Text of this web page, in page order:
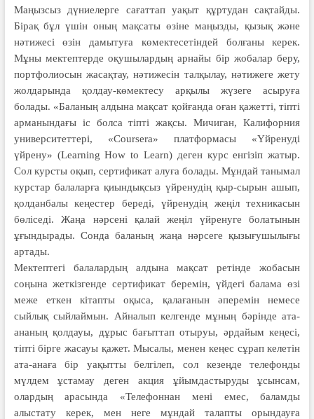
Маңызсыз дүниелерге сағаттап уақыт құртудан сақтайды.
Бірақ бұл үшін оның мақсаты өзіне маңызды, қызық және
нәтижесі өзін дамытуға көмектесетіндей болғаны керек.
Мұны мектептерде оқушылардың арнайы бір жобалар беру,
портфолиосын жасақтау, нәтижесін талқылау, нәтижеге жету
жолдарында қолдау-көмектесу арқылы жүзеге асыруға
болады. «Баланың алдына мақсат қойғанда оған қажетті, тіпті
арманындағы іс болса тіпті жақсы. Мичиган, Калифорния
университеттері, «Сoursera» платформасы «Үйренуді
үйрену» (Learning How to Learn) деген курс енгізіп жатыр.
Сол курсты оқып, сертификат алуға болады. Мұндай танымал
курстар балаларға қиындықсыз үйренудің қыр-сырын ашып,
қолданбалы кеңестер береді, үйренудің жеңіл техникасын
бөліседі. Жаңа нәрсені қалай жеңіл үйренуге болатынын
ұғындырады. Сонда бала­ның жаңа нәрсеге қызығушылығы
артады.
Мектептегі балалардың алдына мақсат ретінде жобасын
соңы­на жеткізгенде сертификат беремін, үйдегі балама өзі
меже еткен кітапты оқыса, қалағанын әперемін немесе
сыйлық сыйлаймын. Айналып келгенде мұның бәрінде ата-
ананың қолдауы, дұрыс бағыттап отыруы, әрдайым ке­ңесі,
тіпті бірге жасауы қажет. Мысалы, менен кеңес сұрап келетін
ата-анаға бір уақытты белгілеп, сол кезеңде телефонды
мүлдем ұстамау деген акция ұйымдастыруды ұсынсам,
олардың арасында «Телефоннан мені емес, баламды
алыстату керек, мен неге мұндай талапты орындауға